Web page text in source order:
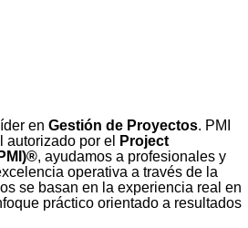
en Gestión de Proyectos. PMI
autorizado por el
Project
, ayudamos a profesionales y
operativa a través de la
se basan en la experiencia real en
práctico orientado a resultados